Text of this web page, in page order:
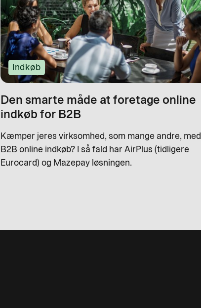
Indkøb
Den smarte måde at foretage online
indkøb for B2B
Kæmper jeres virksomhed, som mange andre, med
B2B online indkøb? I så fald har AirPlus (tidligere
Eurocard) og Mazepay løsningen.